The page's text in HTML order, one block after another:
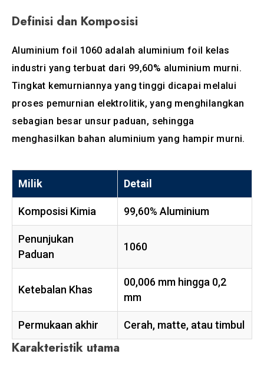
Definisi dan Komposisi
Aluminium foil 1060 adalah aluminium foil kelas
industri yang terbuat dari 99,60% aluminium murni.
Tingkat kemurniannya yang tinggi dicapai melalui
proses pemurnian elektrolitik, yang menghilangkan
sebagian besar unsur paduan, sehingga
menghasilkan bahan aluminium yang hampir murni.
Milik Detail
Komposisi Kimia 99,60% Aluminium
Penunjukan
Paduan
1060
Ketebalan Khas
00,006 mm hingga 0,2
mm
Permukaan akhir Cerah, matte, atau timbul
Karakteristik utama